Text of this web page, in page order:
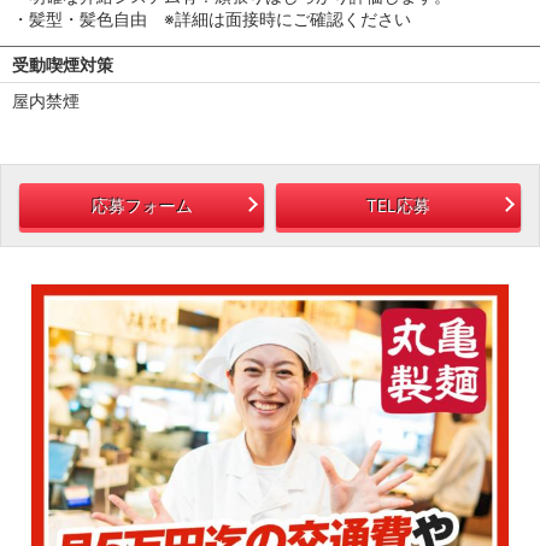
・髪型・髪色自由 ※詳細は面接時にご確認ください
受動喫煙対策
屋内禁煙
応募フォーム TEL応募